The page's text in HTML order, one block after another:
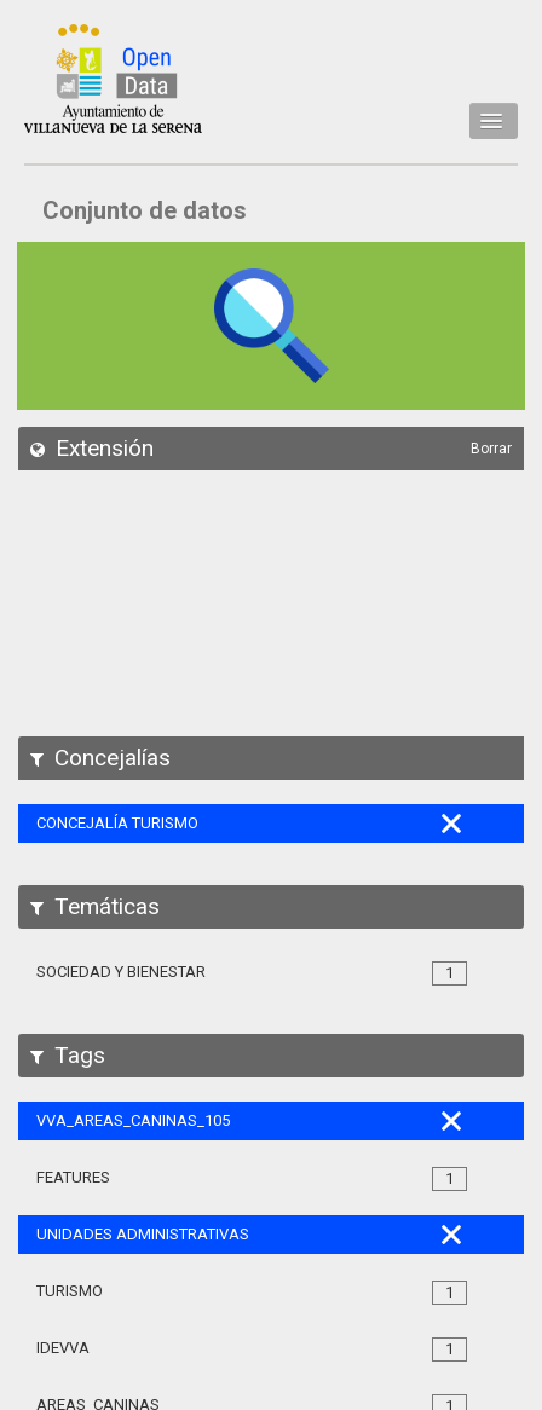
Inicio
Datos
API
Conjunto de datos
Extensión Borrar
Concejalías
CONCEJALÍA TURISMO
Temáticas
1
SOCIEDAD Y BIENESTAR
Tags
VVA_AREAS_CANINAS_105
1
FEATURES
UNIDADES ADMINISTRATIVAS
1
TURISMO
1
IDEVVA
1
AREAS_CANINAS